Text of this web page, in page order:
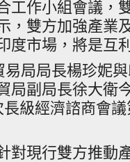
工作小組會議，
，雙方加強產業
度市場，將是互
局局長楊珍妮
局副局長徐大衛
級經濟諮商會
對現行雙方推動